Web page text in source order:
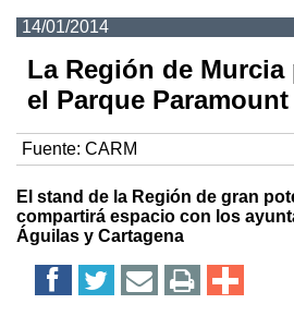
14/01/2014
La Región de
el Parque
Fuente: CARM
El stand de la Región de gran
compartirá espacio con los
Águilas y Cartagena